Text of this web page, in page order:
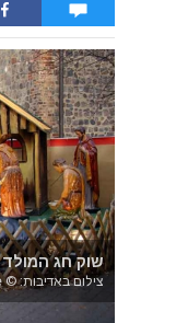
שוק חג המולד
צילום באדיבות: © CarniFest Online